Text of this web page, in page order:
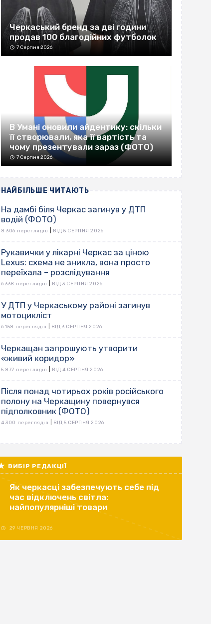
Черкаський бренд за дві години
продав 100 благодійних футболок
7 Серпня 2026
В Умані оновили айдентику: скільки
її створювали, яка її вартість та
чому презентували зараз (ФОТО)
7 Серпня 2026
НАЙБІЛЬШЕ ЧИТАЮТЬ
На дамбі біля Черкас загинув у ДТП
водій (ФОТО)
8 306 переглядів ВІД 5 СЕРПНЯ 2026
Рукавички у лікарні Черкас за ціною
Lexus: схема не зникла, вона просто
переїхала – розслідування
6 338 переглядів ВІД 3 СЕРПНЯ 2026
У ДТП у Черкаському районі загинув
мотоцикліст
6 158 переглядів ВІД 3 СЕРПНЯ 2026
Черкащан запрошують утворити
«живий коридор»
5 877 переглядів ВІД 4 СЕРПНЯ 2026
Після понад чотирьох років російського
полону на Черкащину повернувся
підполковник (ФОТО)
4 300 переглядів ВІД 5 СЕРПНЯ 2026
ВИБІР РЕДАКЦІЇ
Як черкасці забезпечують себе під
час відключень світла:
найпопулярніші товари
29 ЧЕРВНЯ 2026